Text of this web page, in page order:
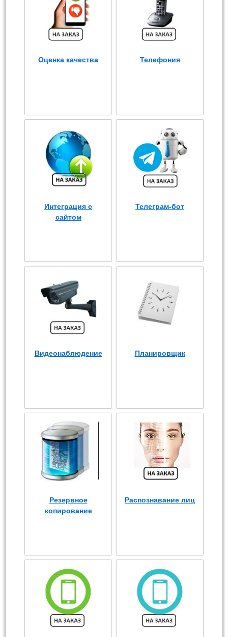
Оценка качества Телефония
Интеграция с
сайтом
Телеграм-бот
Видеонаблюдение Планировщик
Резервное
копирование
Распознавание лиц